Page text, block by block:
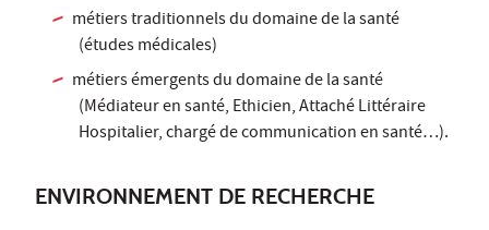
métiers traditionnels du domaine de la santé
(études médicales)
métiers émergents du domaine de la santé
(Médiateur en santé, Ethicien, Attaché Littéraire
Hospitalier, chargé de communication en santé…).
ENVIRONNEMENT DE RECHERCHE